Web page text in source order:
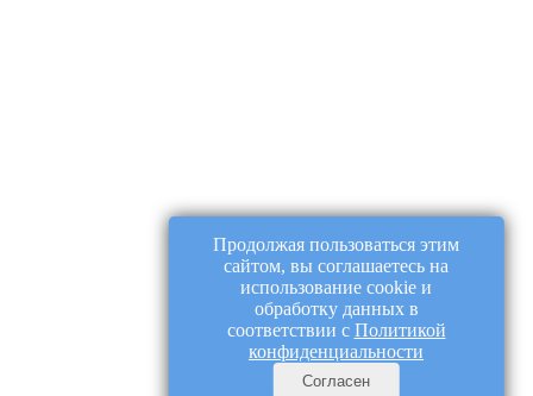
Продолжая пользоваться этим
сайтом, вы соглашаетесь на
использование cookie и
обработку данных в
соответствии с Политикой
конфиденциальности
Согласен